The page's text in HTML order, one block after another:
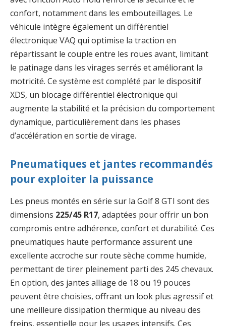
confort, notamment dans les embouteillages. Le
véhicule intègre également un différentiel
électronique VAQ qui optimise la traction en
répartissant le couple entre les roues avant, limitant
le patinage dans les virages serrés et améliorant la
motricité. Ce système est complété par le dispositif
XDS, un blocage différentiel électronique qui
augmente la stabilité et la précision du comportement
dynamique, particulièrement dans les phases
d’accélération en sortie de virage.
Pneumatiques et jantes recommandés
pour exploiter la puissance
Les pneus montés en série sur la Golf 8 GTI sont des
dimensions 225/45 R17, adaptées pour offrir un bon
compromis entre adhérence, confort et durabilité. Ces
pneumatiques haute performance assurent une
excellente accroche sur route sèche comme humide,
permettant de tirer pleinement parti des 245 chevaux.
En option, des jantes alliage de 18 ou 19 pouces
peuvent être choisies, offrant un look plus agressif et
une meilleure dissipation thermique au niveau des
freins, essentielle pour les usages intensifs. Ces